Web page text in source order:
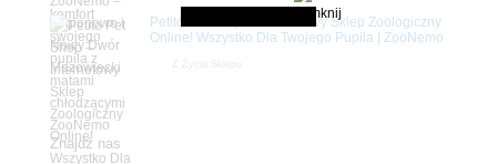
Petito Pet Shop – Internetowy Sklep Zoologiczny
Online! Wszystko Dla Twojego Pupila | ZooNemo
Znajdź nas